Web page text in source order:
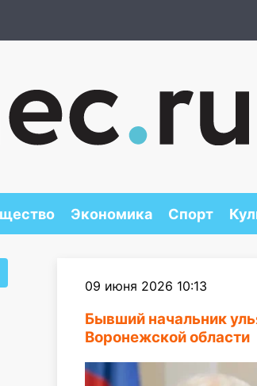
Экономика Спорт
09 июня 2026 10:13
Бывший начальник
Воронежской области